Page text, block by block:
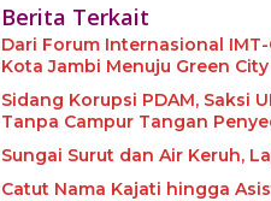
Berita Terkait
Dari Forum Internasional
Kota Jambi Menuju Green City
Sidang Korupsi PDAM, Saksi ULP: Penyusunan HPS Pengadaan Sucolite
Tanpa Campur Tangan
Sungai Surut dan Air Keruh,
Catut Nama Kajati hingga